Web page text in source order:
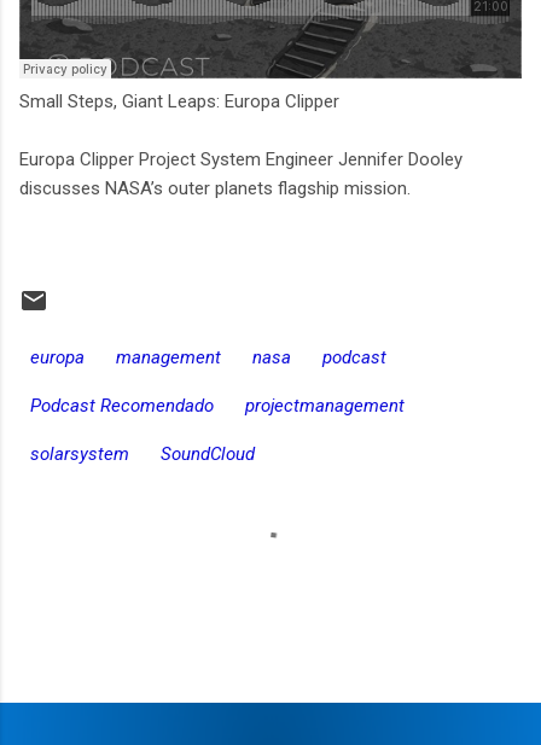
Small Steps, Giant Leaps: Europa Clipper
Europa Clipper Project System Engineer Jennifer Dooley
discusses NASA’s outer planets flagship mission.
europa management nasa podcast
Podcast Recomendado projectmanagement
solarsystem SoundCloud